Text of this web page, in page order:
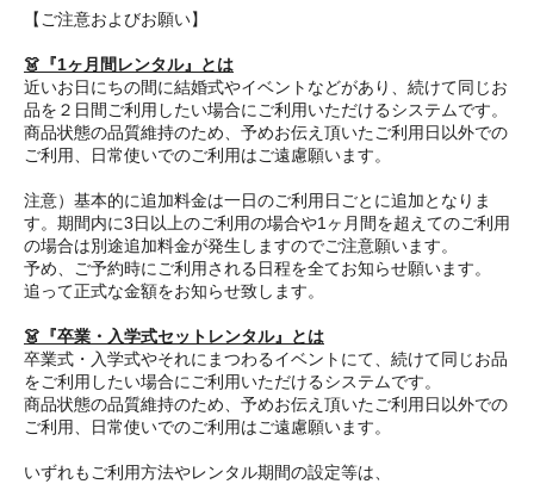
【ご注意およびお願い】
👗『1ヶ月間レンタル』とは
近いお日にちの間に結婚式やイベントなどがあり、続けて同じお
品を２日間ご利用したい場合にご利用いただけるシステムです。
商品状態の品質維持のため、予めお伝え頂いたご利用日以外での
ご利用、日常使いでのご利用はご遠慮願います。
注意）基本的に追加料金は一日のご利用日ごとに追加となりま
す。期間内に3日以上のご利用の場合や1ヶ月間を超えてのご利用
の場合は別途追加料金が発生しますのでご注意願います。
予め、ご予約時にご利用される日程を全てお知らせ願います。
追って正式な金額をお知らせ致します。
👗『卒業・入学式セットレンタル』とは
卒業式・入学式やそれにまつわるイベントにて、続けて同じお品
をご利用したい場合にご利用いただけるシステムです。
商品状態の品質維持のため、予めお伝え頂いたご利用日以外での
ご利用、日常使いでのご利用はご遠慮願います。
いずれもご利用方法やレンタル期間の設定等は、